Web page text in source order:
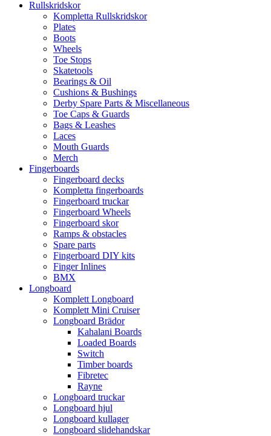
Rullskridskor
Kompletta Rullskridskor
Plates
Boots
Wheels
Toe Stops
Skatetools
Bearings & Oil
Cushions & Bushings
Derby Spare Parts & Miscellaneous
Toe Caps & Guards
Bags & Leashes
Laces
Mouth Guards
Merch
Fingerboards
Fingerboard decks
Kompletta fingerboards
Fingerboard truckar
Fingerboard Wheels
Fingerboard skor
Ramps & obstacles
Spare parts
Fingerboard DIY kits
Finger Inlines
BMX
Longboard
Komplett Longboard
Komplett Mini Cruiser
Longboard Brädor
Kahalani Boards
Loaded Boards
Switch
Timber boards
Fibretec
Rayne
Longboard truckar
Longboard hjul
Longboard kullager
Longboard slidehandskar